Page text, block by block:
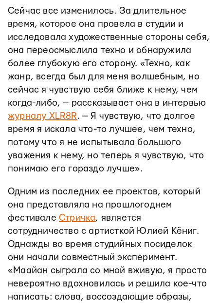
Сейчас все изменилось. За длительное
время, которое она провела в студии и
исследовала художественные стороны себя,
она переосмыслила техно и обнаружила
более глубокую его сторону. «Техно, как
жанр, всегда был для меня волшебным, но
сейчас я чувствую себя ближе к нему, чем
когда-либо, — рассказывает она в интервью
журналу XLR8R. — Я чувствую, что долгое
время я искала что-то лучшее, чем техно,
потому что я не испытывала большого
уважения к нему, но теперь я чувствую, что
понимаю его гораздо лучше».
Одним из последних ее проектов, который
она представляла на прошлогоднем
фестивале Стричка, является
сотрудничество с артисткой Юлией Кёниг.
Однажды во время студийных посиделок
они начали совместный эксперимент.
«Маайан сыграла со мной вживую, я просто
невероятно вдохновилась и решила кое-что
написать: слова, воссоздающие образы,